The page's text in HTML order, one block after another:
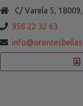
C/ Varela 5,
958 22 32 63